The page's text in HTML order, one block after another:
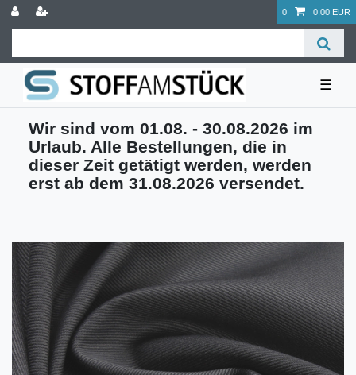
0 0,00 EUR
☰
Wir sind vom 01.08. - 30.08.2026 im
Urlaub. Alle Bestellungen, die in
dieser Zeit getätigt werden, werden
erst ab dem 31.08.2026 versendet.